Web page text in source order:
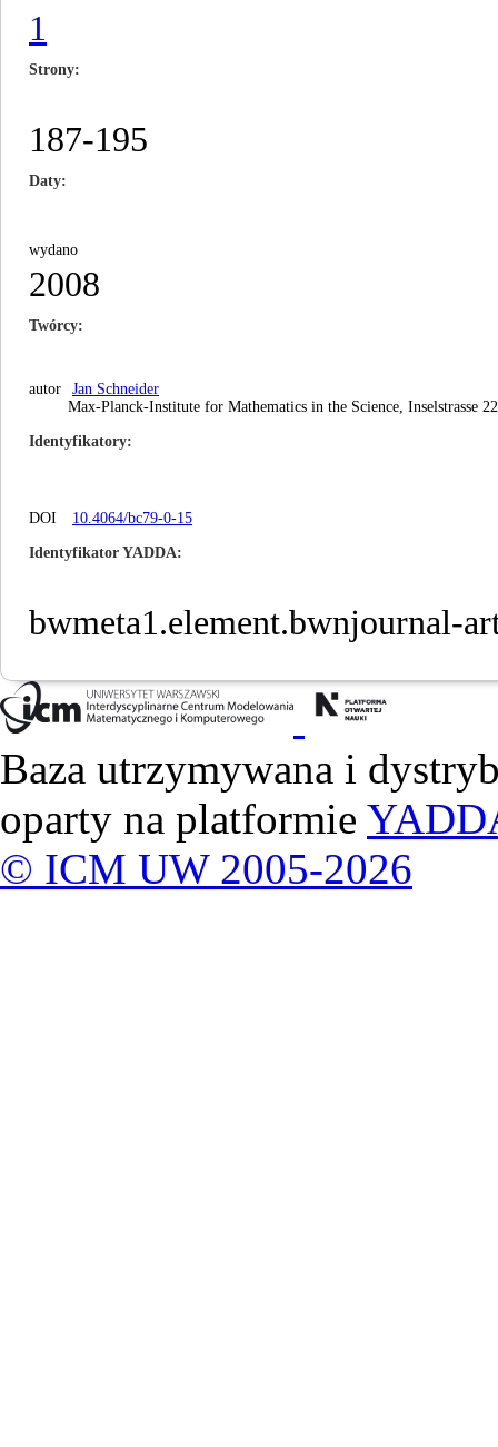
1
Strony
187-195
Daty
wydano
2008
Twórcy
autor
Jan Schneider
Max-Planck-Institute for Mathematics in the Science, Inselstrasse
Identyfikatory
DOI 10.4064/bc79-0-15
Identyfikator YADDA
bwmeta1.element.bwnjournal-
Baza utrzymywana i
oparty na platformie
© ICM UW 2005-2026